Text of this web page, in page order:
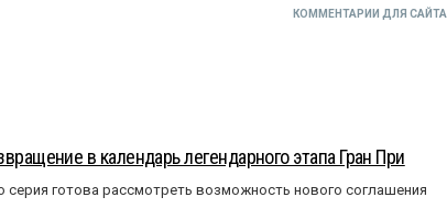
КОММЕНТАРИИ ДЛЯ САЙТА
в календарь легендарного этапа Гран При
серия готова рассмотреть возможность нового соглашения